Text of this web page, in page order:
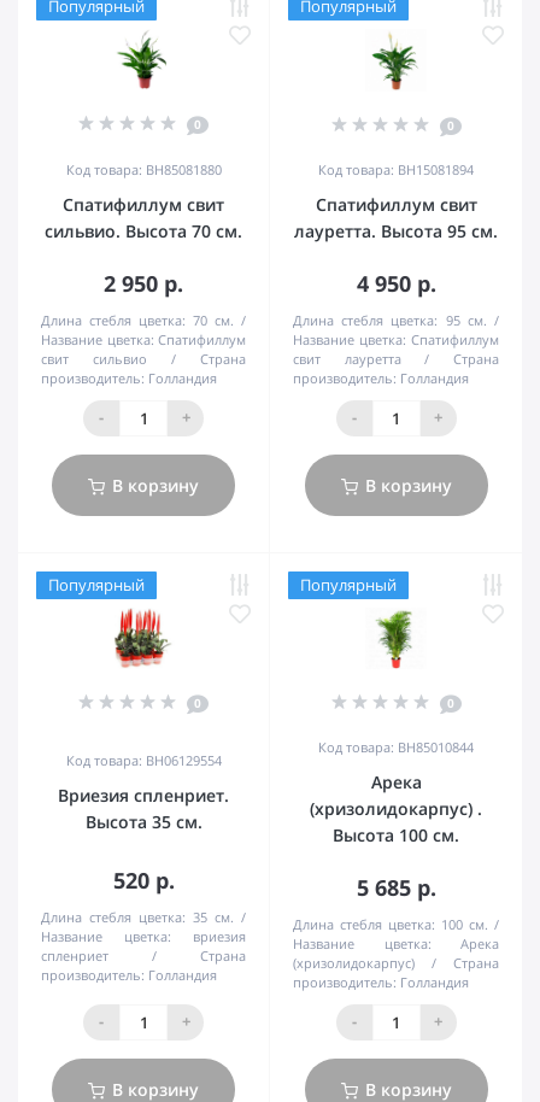
Популярный
0
Код товара: BH85081880
Спатифиллум свит
сильвио. Высота 70 см.
2 950 р.
Длина стебля цветка: 70 см.
Название цветка: Спатифиллум
свит сильвио
Страна
производитель: Голландия
- +
В корзину
Популярный
0
Код товара: BH15081894
Спатифиллум свит
лауретта. Высота 95 см.
4 950 р.
Длина стебля цветка: 95 см.
Название цветка: Спатифиллум
свит лауретта
Страна
производитель: Голландия
- +
В корзину
Популярный
0
Код товара: BH06129554
Вриезия спленриет.
Высота 35 см.
520 р.
Длина стебля цветка: 35 см.
Название цветка:
вриезия
спленриет
Страна
производитель: Голландия
- +
В корзину
Популярный
0
Код товара: BH85010844
Арека
(хризолидокарпус) .
Высота 100 см.
5 685 р.
Длина стебля цветка: 100 см.
Название цветка:
Арека
(хризолидокарпус)
Страна
производитель: Голландия
- +
В корзину